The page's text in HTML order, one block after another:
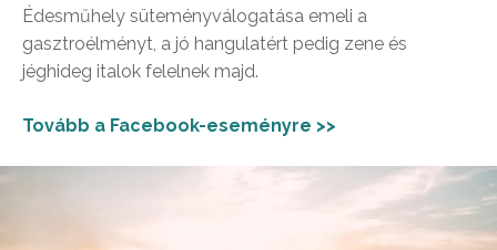
Édesműhely süteményválogatása emeli a
gasztroélményt, a jó hangulatért pedig zene és
jéghideg italok felelnek majd.
Tovább a Facebook-eseményre >>